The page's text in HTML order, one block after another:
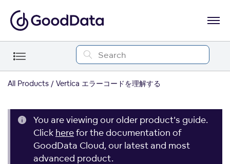
All Products Vertica エラーコードを理解する
You are viewing our older product's guide.
Click herefor the documentation of
GoodData Cloud, our latest and most
advanced product.